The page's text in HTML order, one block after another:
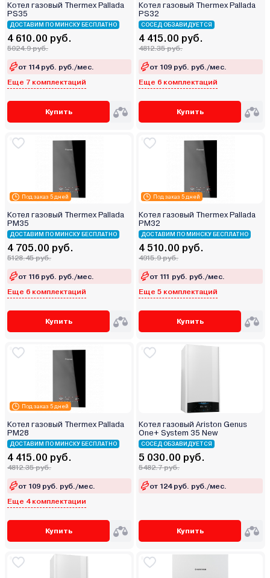
Котел газовый Thermex Pallada
PS35
ДОСТАВИМ ПО МИНСКУ БЕСПЛАТНО
4 610.00 руб.
5024.9 руб.
от 114 руб. руб./мес.
Еще 7 комплектаций
Купить
Котел газовый Thermex Pallada
PS32
СОСЕД ОБЗАВИДУЕТСЯ
4 415.00 руб.
4812.35 руб.
от 109 руб. руб./мес.
Еще 6 комплектаций
Купить
Под заказ 5 дней
Котел газовый Thermex Pallada
PM35
ДОСТАВИМ ПО МИНСКУ БЕСПЛАТНО
4 705.00 руб.
5128.45 руб.
от 116 руб. руб./мес.
Еще 6 комплектаций
Купить
Под заказ 5 дней
Котел газовый Thermex Pallada
PM32
ДОСТАВИМ ПО МИНСКУ БЕСПЛАТНО
4 510.00 руб.
4915.9 руб.
от 111 руб. руб./мес.
Еще 5 комплектаций
Купить
Под заказ 5 дней
Котел газовый Thermex Pallada
PM28
ДОСТАВИМ ПО МИНСКУ БЕСПЛАТНО
4 415.00 руб.
4812.35 руб.
от 109 руб. руб./мес.
Еще 4 комплектации
Купить
Котел газовый Ariston Genus
One+ System 35 New
СОСЕД ОБЗАВИДУЕТСЯ
5 030.00 руб.
5482.7 руб.
от 124 руб. руб./мес.
Купить